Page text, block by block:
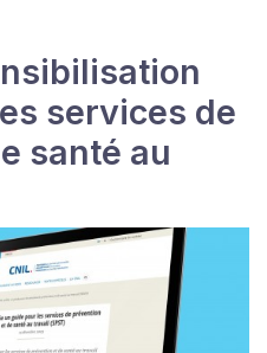
services de
santé au